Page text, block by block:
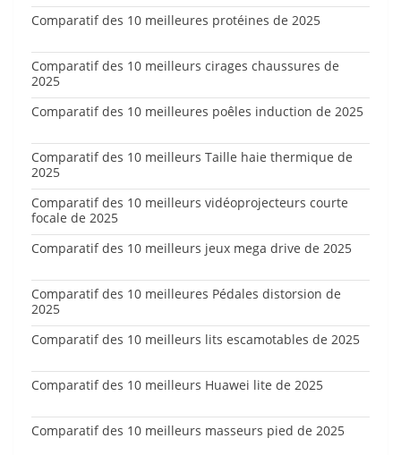
Comparatif des 10 meilleures protéines de 2025
Comparatif des 10 meilleurs cirages chaussures de
2025
Comparatif des 10 meilleures poêles induction de 2025
Comparatif des 10 meilleurs Taille haie thermique de
2025
Comparatif des 10 meilleurs vidéoprojecteurs courte
focale de 2025
Comparatif des 10 meilleurs jeux mega drive de 2025
Comparatif des 10 meilleures Pédales distorsion de
2025
Comparatif des 10 meilleurs lits escamotables de 2025
Comparatif des 10 meilleurs Huawei lite de 2025
Comparatif des 10 meilleurs masseurs pied de 2025